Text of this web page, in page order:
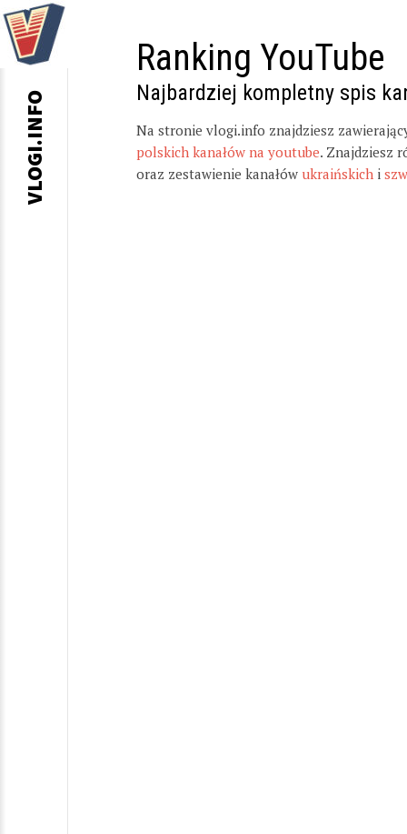
Ranking YouTube
Najbardziej kompletny spis
Na stronie vlogi.info znajdziesz
polskich kanałów na youtube. Znajdziesz
oraz zestawienie kanałów ukraińskich i
VLOGI.INFO